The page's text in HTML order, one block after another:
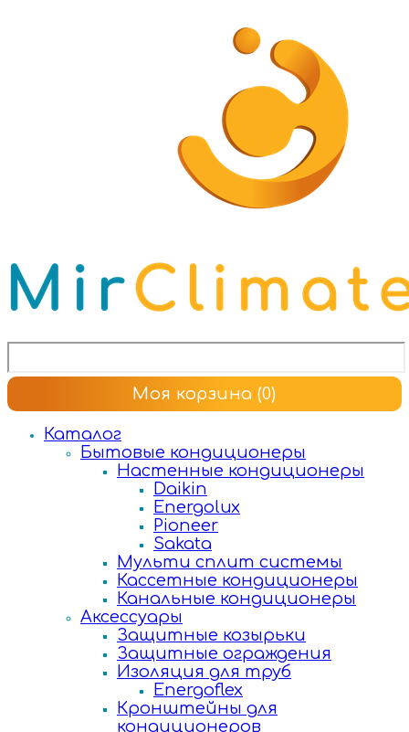
Моя корзина (0)
Каталог
Бытовые кондиционеры
Настенные кондиционеры
Daikin
Energolux
Pioneer
Sakata
Мульти сплит системы
Кассетные кондиционеры
Канальные кондиционеры
Аксессуары
Защитные козырьки
Защитные ограждения
Изоляция для труб
Energoflex
Кронштейны для
кондиционеров